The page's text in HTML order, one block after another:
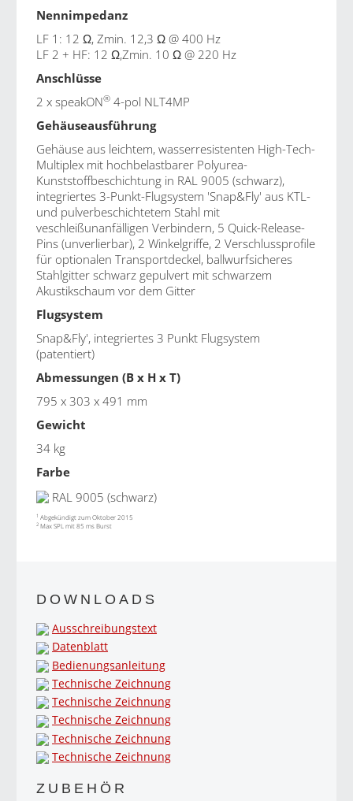
Nennimpedanz
LF 1: 12 Ω, Zmin. 12,3 Ω @ 400 Hz
LF 2 + HF: 12 Ω,Zmin. 10 Ω @ 220 Hz
Anschlüsse
2 x speakON® 4-pol NLT4MP
Gehäuseausführung
Gehäuse aus leichtem, wasserresistenten High-Tech-
Multiplex mit hochbelastbarer Polyurea-
Kunststoffbeschichtung in RAL 9005 (schwarz),
integriertes 3-Punkt-Flugsystem 'Snap&Fly' aus KTL-
und pulverbeschichtetem Stahl mit
veschleißunanfälligen Verbindern, 5 Quick-Release-
Pins (unverlierbar), 2 Winkelgriffe, 2 Verschlussprofile
für optionalen Transportdeckel, ballwurfsicheres
Stahlgitter schwarz gepulvert mit schwarzem
Akustikschaum vor dem Gitter
Flugsystem
Snap&Fly', integriertes 3 Punkt Flugsystem
(patentiert)
Abmessungen (B x H x T)
795 x 303 x 491 mm
Gewicht
34 kg
Farbe
RAL 9005 (schwarz)
1 Abgekündigt zum Oktober 2015
2 Max SPL mit 85 ms Burst
DOWNLOADS
Ausschreibungstext
Datenblatt
Bedienungsanleitung
Technische Zeichnung
Technische Zeichnung
Technische Zeichnung
Technische Zeichnung
Technische Zeichnung
ZUBEHÖR